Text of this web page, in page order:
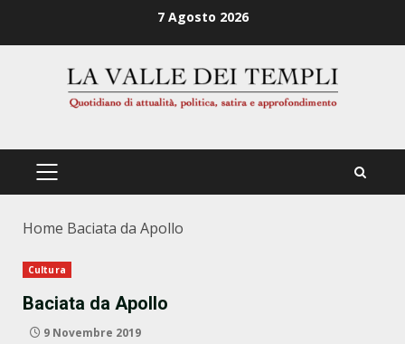
7 Agosto 2026
PRIMÄRES
Home Baciata da Apollo
Cultura
Baciata da Apollo
9 Novembre 2019